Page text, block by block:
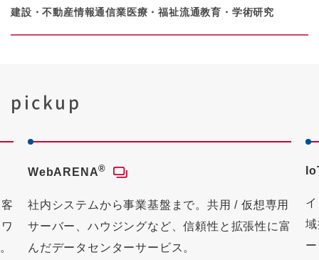
建設・不動産情報通信業医療・福祉流通教育・学術研究
pickup
WebARENA®
社内システムから事業基盤まで。共用 / 仮想専用
サーバー、ハウジングなど、信頼性と拡張性に富
んだデータセンターサービス。